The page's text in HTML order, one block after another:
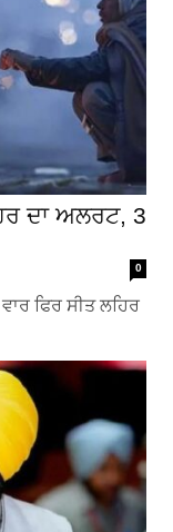
ਦਾ ਅਲਰਟ, 3
0
ਫਿਰ ਸੀਤ ਲਹਿਰ